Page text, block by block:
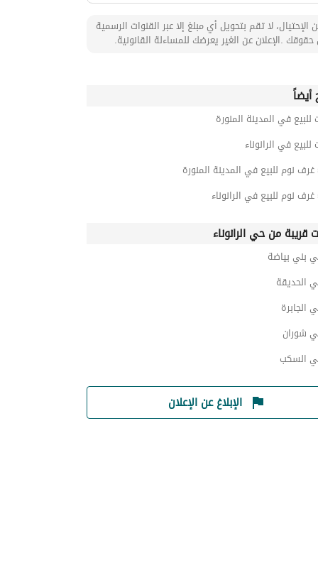
الإحتيال، لا تقم بتحويل أي مبلغ إلا عبر القنوات الرسمية
.الإعلان عن الغير يعرضك للمساءلة القانونية.
للبيع في المدينة المنورة
للبيع في الرانوناء
قريبة من حي الرانوناء
بني بياضة
الحديقة
الجابرة
شوران
السكب
الإبلاغ عن الإعلان